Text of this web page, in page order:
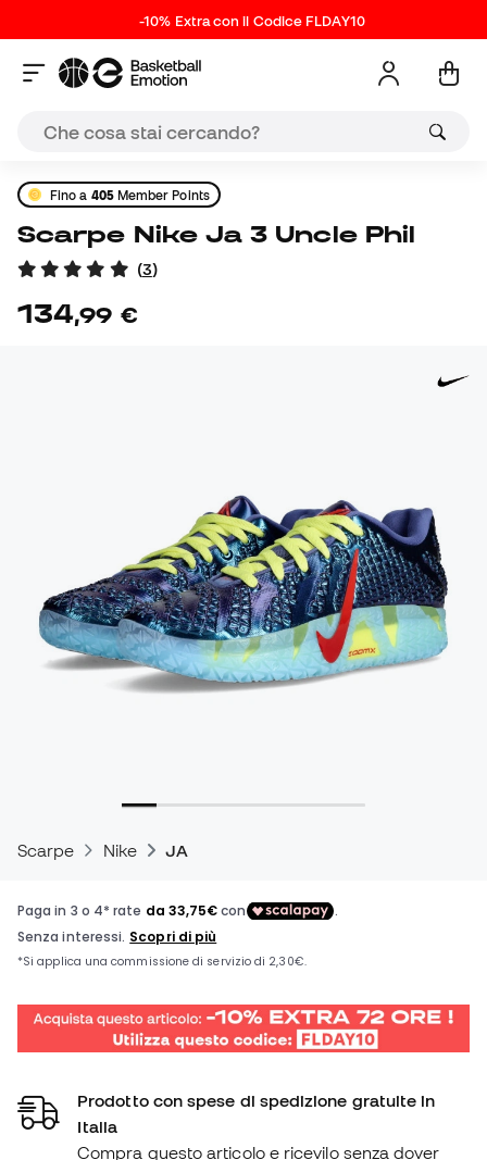
-10% Extra con il Codice FLDAY10
Fino a 405Member Points
Scarpe Nike Ja 3 Uncle Phil
(3)
134,99 €
Scarpe Nike JA
Prodotto con spese di spedizione gratuite in
Italia
Compra questo articolo e ricevilo senza dover